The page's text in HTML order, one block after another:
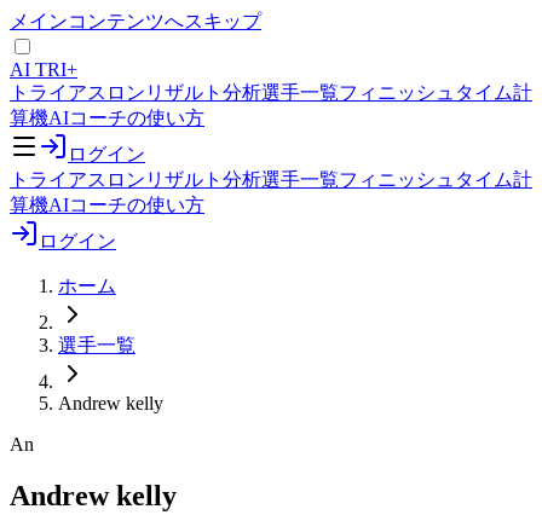
メインコンテンツへスキップ
AI TRI+
トライアスロンリザルト分析選手一覧フィニッシュタイム計
算機AIコーチの使い方
ログイン
トライアスロンリザルト分析選手一覧フィニッシュタイム計
算機AIコーチの使い方
ログイン
ホーム
選手一覧
Andrew kelly
An
Andrew kelly